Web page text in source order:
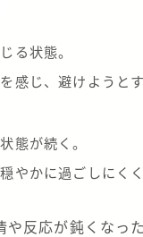
る状態。
感じ、避けようとす
態が続く。
やかに過ごしにくく
反応が鈍くなっ